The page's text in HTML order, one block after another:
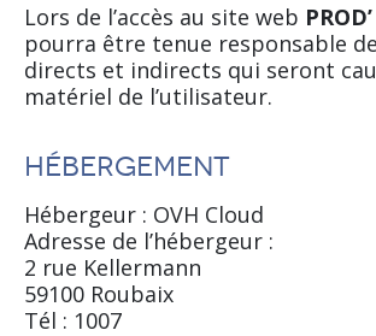
Lors de l’accès au site web
pourra être tenue responsable
directs et indirects qui seront
matériel de l’utilisateur.
Hébergement
Hébergeur : OVH Cloud
Adresse de l’hébergeur :
2 rue Kellermann
59100 Roubaix
Tél : 1007